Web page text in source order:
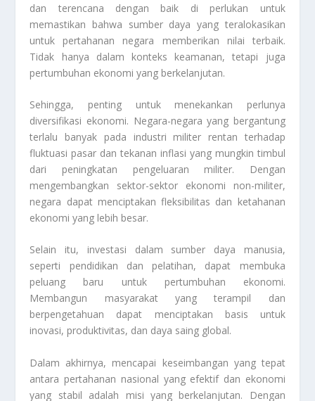
dan terencana dengan baik di perlukan untuk
memastikan bahwa sumber daya yang teralokasikan
untuk pertahanan negara memberikan nilai terbaik.
Tidak hanya dalam konteks keamanan, tetapi juga
pertumbuhan ekonomi yang berkelanjutan.
Sehingga, penting untuk menekankan perlunya
diversifikasi ekonomi. Negara-negara yang bergantung
terlalu banyak pada industri militer rentan terhadap
fluktuasi pasar dan tekanan inflasi yang mungkin timbul
dari peningkatan pengeluaran militer. Dengan
mengembangkan sektor-sektor ekonomi non-militer,
negara dapat menciptakan fleksibilitas dan ketahanan
ekonomi yang lebih besar.
Selain itu, investasi dalam sumber daya manusia,
seperti pendidikan dan pelatihan, dapat membuka
peluang baru untuk pertumbuhan ekonomi.
Membangun masyarakat yang terampil dan
berpengetahuan dapat menciptakan basis untuk
inovasi, produktivitas, dan daya saing global.
Dalam akhirnya, mencapai keseimbangan yang tepat
antara pertahanan nasional yang efektif dan ekonomi
yang stabil adalah misi yang berkelanjutan. Dengan